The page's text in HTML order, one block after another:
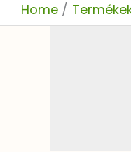
Home